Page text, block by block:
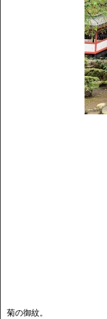
菊の御紋。